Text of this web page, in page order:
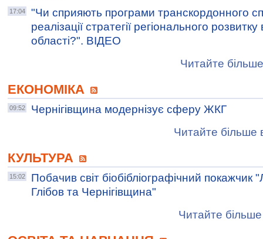
17:04
"Чи сприяють програми транскордонного
реалізації стратегії регіонального розвитку
області?". ВІДЕО
Читайте
ЕКОНОМІКА
09:52
Чернігівщина модернізує сферу ЖКГ
Читайте більше
КУЛЬТУРА
15:02
Побачив світ біобібліографічний покажчик
Глібов та Чернігівщина"
Читайте більше